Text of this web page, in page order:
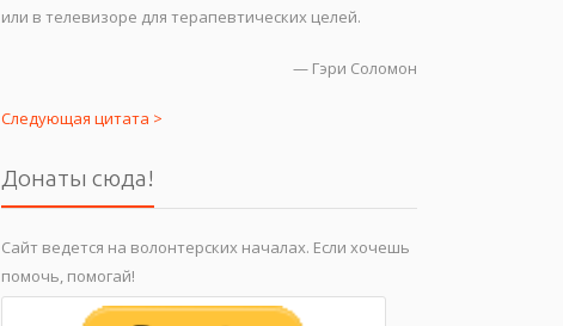
или в телевизоре для терапевтических целей.
— Гэри Соломон
Следующая цитата >
Донаты сюда!
Сайт ведется на волонтерских началах. Если хочешь
помочь, помогай!